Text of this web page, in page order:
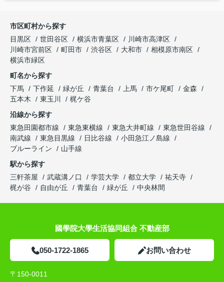
市区町村から探す
目黒区
世田谷区 横浜市青葉区
川崎市高津区
川崎市宮前区
町田市 渋谷区 大和市
相模原市南区
横浜市緑区
町名から探す
下馬
下作延 緑が丘 青葉台 上馬 市ケ尾町
金森
五本木
東玉川
梶ケ谷
沿線から探す
東急田園都市線
東急東横線 東急大井町線
東急世田谷線
南武線
東急目黒線 日比谷線
小田急江ノ島線
ブルーライン
山手線
駅から探す
三軒茶屋
武蔵溝ノ口 学芸大学 都立大学
祐天寺
梶が谷
自由が丘 青葉台 緑が丘 中央林間
國學院大學生活協同組合 不動産部
050-1722-1865 お問い合わせ
〒150-0011